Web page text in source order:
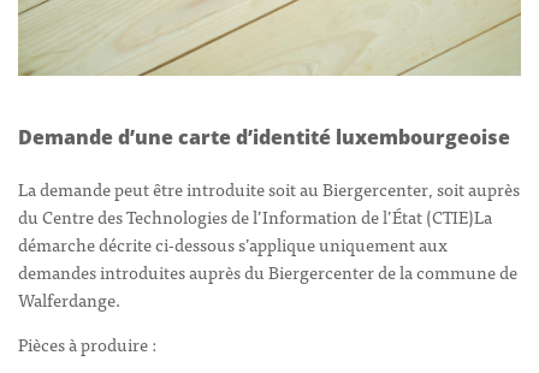
Demande d’une carte d’identité luxembourgeoise
La demande peut être introduite soit au Biergercenter, soit auprès
du Centre des Technologies de l’Information de l’État (CTIE)La
démarche décrite ci-dessous s’applique uniquement aux
demandes introduites auprès du Biergercenter de la commune de
Walferdange.
Pièces à produire :